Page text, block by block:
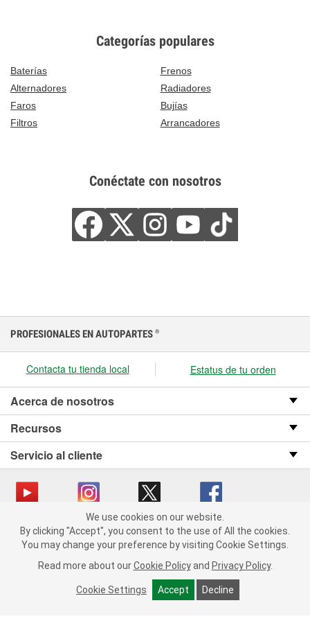
Categorías populares
Baterías
Frenos
Alternadores
Radiadores
Faros
Bujías
Filtros
Arrancadores
Conéctate con nosotros
We use cookies on our website. By clicking "Accept", you consent
to the use of All the cookies.
You may change your preference by visiting Cookie Settings.
Read more about our Cookie Policy and Privacy Policy.
Cookie Settings Accept Decline
PROFESIONALES EN AUTOPARTES ®
Contacta tu tienda local Estatus de tu orden
Acerca de nosotros
Recursos
Servicio al cliente
Copyright © 2008-2026 O’Reilly Auto Parts v OST_3.2.0.0.729 (3) cv1361
catalog_main
Política de privacidad
Ley de transparencia en las cadenas de suministro
We use cookies on our website.
By clicking "Accept", you consent to the use of All the cookies.
You may change your preference by visiting Cookie Settings.
Read more about our Cookie Policy and Privacy Policy.
Cookie Settings Accept Decline